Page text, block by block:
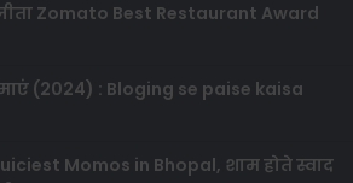
Zomato Best Restaurant Award
(2024) : Bloging se paise kaisa
Momos in Bhopal, शाम होते स्वाद